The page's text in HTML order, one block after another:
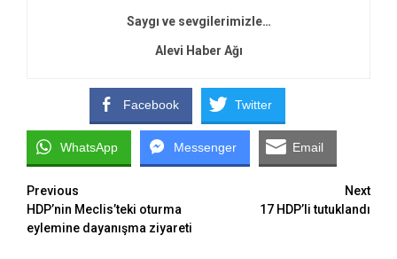
Saygı ve sevgilerimizle…
Alevi Haber Ağı
Facebook Twitter
WhatsApp Messenger Email
Continue
Reading
Previous
HDP’nin Meclis’teki oturma
eylemine dayanışma ziyareti
Next
17 HDP’li tutuklandı